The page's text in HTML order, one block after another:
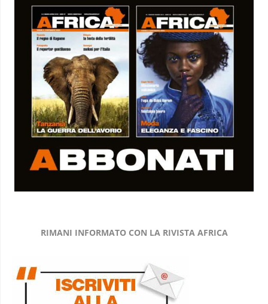
RIMANI INFORMATO CON LA RIVISTA AFRICA